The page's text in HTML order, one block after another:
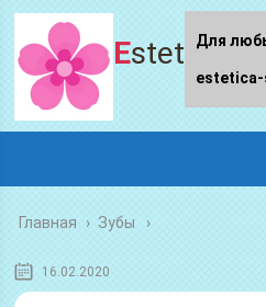
Estetica-
Главная › Зубы
16.02.2020
Для
estetica-